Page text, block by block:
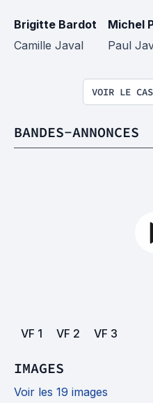
Brigitte Bardot
Camille Javal
Michel
Paul
VOIR LE
BANDES-ANNONCES
VF 1 VF 2 VF 3
IMAGES
Voir les 19 images